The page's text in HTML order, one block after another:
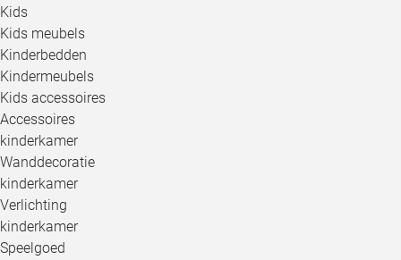
Kids
Kids meubels
Kinderbedden
Kindermeubels
Kids accessoires
Accessoires
kinderkamer
Wanddecoratie
kinderkamer
Verlichting
kinderkamer
Speelgoed